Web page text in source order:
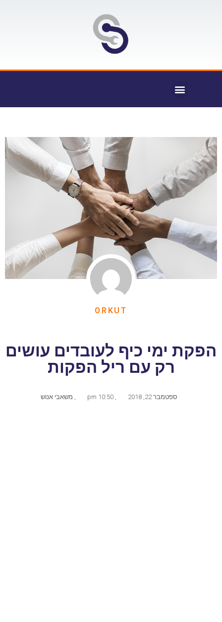
ORKUT
הפקת ימי כיף לעובדים עושים
רק עם ריל הפקות
ספטמבר 22, 2018 משאבי אנוש